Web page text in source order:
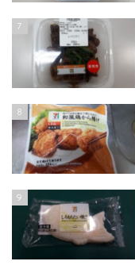
7
8
9